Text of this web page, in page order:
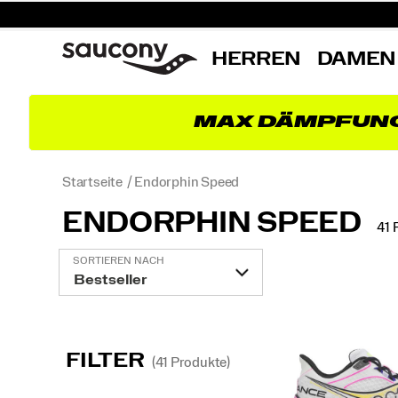
HERREN DAMEN
MAX
Startseite Endorphin Speed
ENDORPHIN SPEED 41
SORTIEREN NACH
FILTER (41 Produkte)